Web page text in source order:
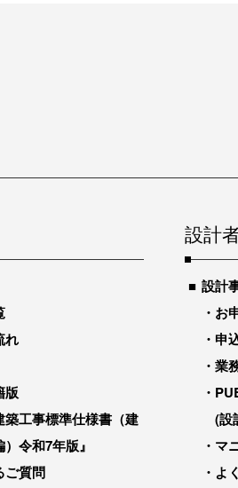
れ
版
築工事標準仕様書（建
令和7年版』
ご質問
設計
設計
お
申
業
(設
マ
よ